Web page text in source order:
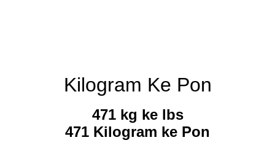
Kilogram Ke Pon
471 kg ke lbs
471 Kilogram ke Pon